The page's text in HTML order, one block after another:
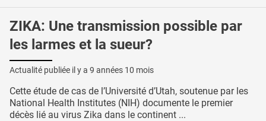
ZIKA: Une transmission possible par
les larmes et la sueur?
Actualité publiée il y a 9 années 10 mois
Cette étude de cas de l’Université d’Utah, soutenue par les
National Health Institutes (NIH) documente le premier
décès lié au virus Zika dans le continent ...